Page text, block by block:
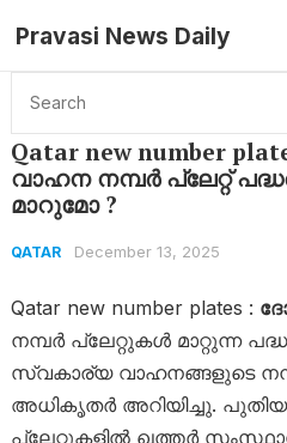
Pravasi News Daily
Home Qatar Qatar new number plates :
Qatar new number
വാഹന നമ്പർ പ്ലേറ്റ്
മാറുമോ ?
QATAR December 13, 2025
Qatar new number plates :
നമ്പർ പ്ലേറ്റുകൾ മാറ്റുന്ന
സ്വകാര്യ വാഹനങ്ങളുടെ
അധികൃതർ അറിയിച്ചു.
പ്ലേറ്റുകളിൽ ഖത്തർ